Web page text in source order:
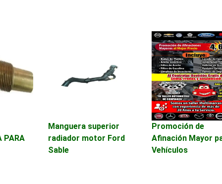
Balnearios
Banquetes Bares y Cantinas
Belleza
Buceo
PARA
Manguera superior
radiador motor Ford
Sable
Promoción de
Afinación Mayor
Vehículos